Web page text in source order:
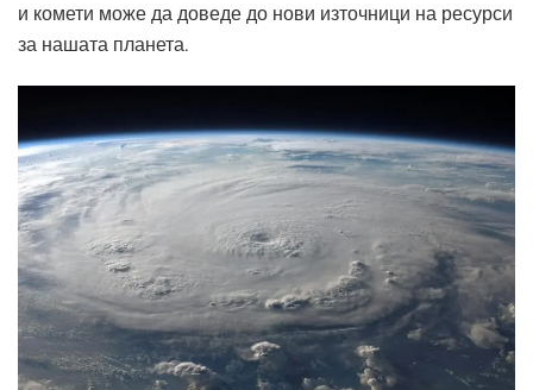
и комети може да доведе до нови източници на ресурси
за нашата планета.